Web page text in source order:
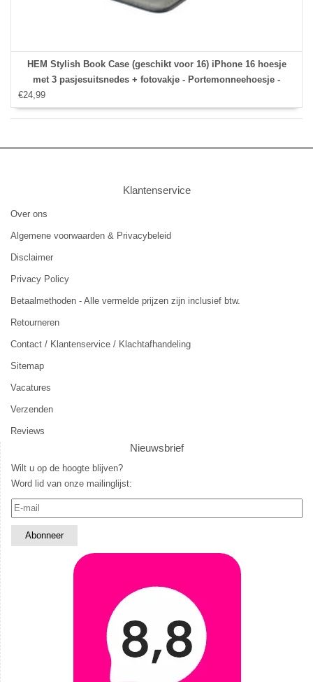
HEM Stylish Book Case (geschikt voor 16) iPhone 16 hoesje
met 3 pasjesuitsnedes + fotovakje - Portemonneehoesje -
€24,99
Klantenservice
Over ons
Algemene voorwaarden & Privacybeleid
Disclaimer
Privacy Policy
Betaalmethoden - Alle vermelde prijzen zijn inclusief btw.
Retourneren
Contact / Klantenservice / Klachtafhandeling
Sitemap
Vacatures
Verzenden
Reviews
Nieuwsbrief
Wilt u op de hoogte blijven?
Word lid van onze mailinglijst: